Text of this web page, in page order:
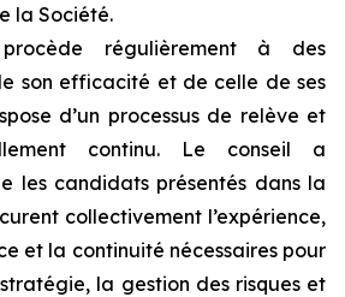
la Société.
régulièrement à des
son efficacité et de celle de ses
d’un processus de relève et
continu. Le conseil a
les candidats présentés dans la
collectivement l’expérience,
et la continuité nécessaires pour
la gestion des risques et